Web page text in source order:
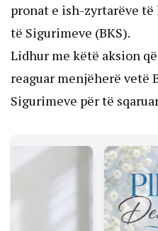
pronat e ish-zyrtarëve të
të Sigurimeve (BKS).
Lidhur me këtë aksion
reaguar menjëherë vetë
Sigurimeve për të